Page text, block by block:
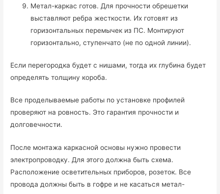
Метал-каркас готов. Для прочности обрешетки
выставляют ребра жесткости. Их готовят из
горизонтальных перемычек из ПС. Монтируют
горизонтально, ступенчато (не по одной линии).
Если перегородка будет с нишами, тогда их глубина будет
определять толщину короба.
Все проделываемые работы по установке профилей
проверяют на ровность. Это гарантия прочности и
долговечности.
После монтажа каркасной основы нужно провести
электропроводку. Для этого должна быть схема.
Расположение осветительных приборов, розеток. Все
провода должны быть в гофре и не касаться метал-